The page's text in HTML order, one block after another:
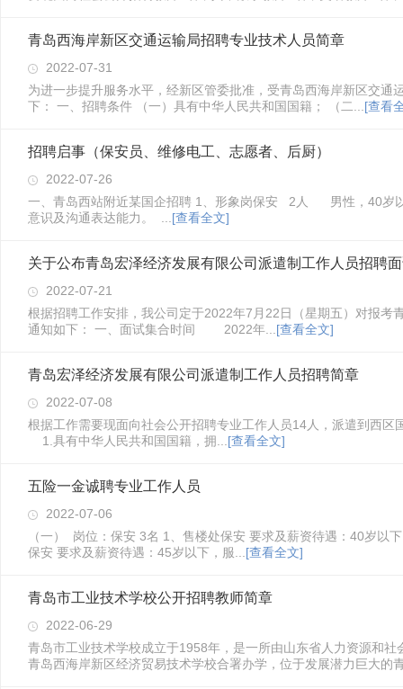
青岛西海岸新区交通运输局招聘专业技术人员简章
2022-07-31
为进一步提升服务水平，经新区管委批准，受青岛西海岸新区交
下： 一、招聘条件 （一）具有中华人民共和国国籍； （二... [查看
招聘启事（保安员、维修电工、志愿者、后厨）
2022-07-26
一、青岛西站附近某国企招聘 1、形象岗保安 2人 男性，40岁
意识及沟通表达能力。 ... [查看全文]
关于公布青岛宏泽经济发展有限公司派遣制工作人员招聘
2022-07-21
根据招聘工作安排，我公司定于2022年7月22日（星期五）对报
通知如下： 一、面试集合时间 2022年... [查看全文]
青岛宏泽经济发展有限公司派遣制工作人员招聘简章
2022-07-08
根据工作需要现面向社会公开招聘专业工作人员14人，派遣到西
1.具有中华人民共和国国籍，拥... [查看全文]
五险一金诚聘专业工作人员
2022-07-06
（一） 岗位：保安 3名 1、售楼处保安 要求及薪资待遇：40岁以
保安 要求及薪资待遇：45岁以下，服... [查看全文]
青岛市工业技术学校公开招聘教师简章
2022-06-29
青岛市工业技术学校成立于1958年，是一所由山东省人力资源和
青岛西海岸新区经济贸易技术学校合署办学，位于发展潜力巨大的